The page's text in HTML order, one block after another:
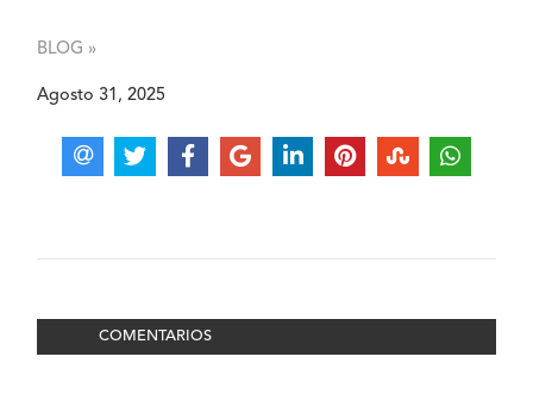
BLOG »
Agosto 31, 2025
COMENTARIOS